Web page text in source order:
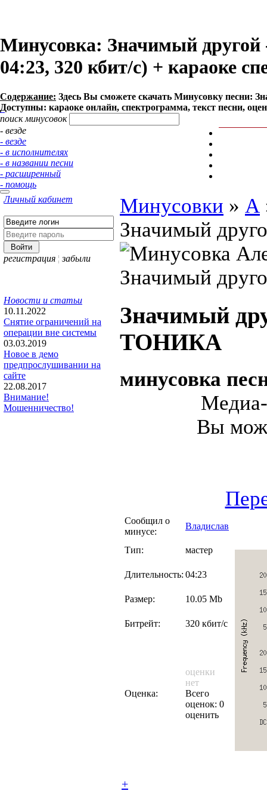
Минусовка: Значимый
04:23, 320 кбит/с) + караоке
Содержание: Здесь Вы сможете cкачать Минусовку песни:
Доступны: караоке онлайн, спектрограмма, текст песни,
поиск минусовок
- везде
- везде
- в исполнителях
- в названии песни
- расширенный
- помощь
Личный кабинет
регистрация ¦ забыли
Новости и статьи
10.11.2022
Снятие ограничений на
операции вне системы
03.03.2019
Новое в демо
предпрослушивании на
сайте
22.08.2017
Внимание!
Мошенничество!
Минусовки » А
Значимый
Значимый
ТОНИКА
минусовка
Медиа-
Вы
Сообщил о
минусе:
Владислав
Тип: мастер
Длительность: 04:23
Размер: 10.05 Mb
Битрейт: 320 кбит/с
Оценка:
оценки
нет
Всего
оценок: 0
оценить
+